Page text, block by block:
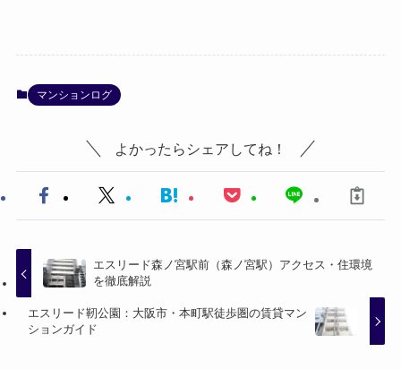
マンションログ
よかったらシェアしてね！
エスリード森ノ宮駅前（森ノ宮駅）アクセス・住環境
を徹底解説
エスリード靭公園：大阪市・本町駅徒歩圏の賃貸マン
ションガイド